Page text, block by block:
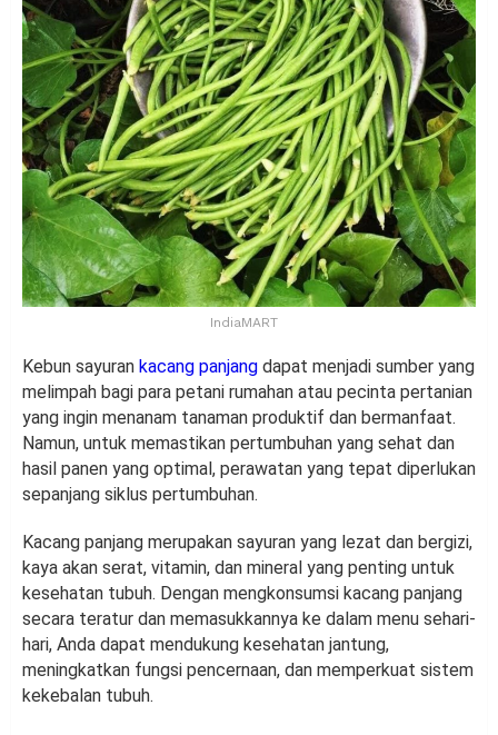
IndiaMART
Kebun sayuran kacang panjang dapat menjadi sumber yang
melimpah bagi para petani rumahan atau pecinta pertanian
yang ingin menanam tanaman produktif dan bermanfaat.
Namun, untuk memastikan pertumbuhan yang sehat dan
hasil panen yang optimal, perawatan yang tepat diperlukan
sepanjang siklus pertumbuhan.
Kacang panjang merupakan sayuran yang lezat dan bergizi,
kaya akan serat, vitamin, dan mineral yang penting untuk
kesehatan tubuh. Dengan mengkonsumsi kacang panjang
secara teratur dan memasukkannya ke dalam menu sehari-
hari, Anda dapat mendukung kesehatan jantung,
meningkatkan fungsi pencernaan, dan memperkuat sistem
kekebalan tubuh.